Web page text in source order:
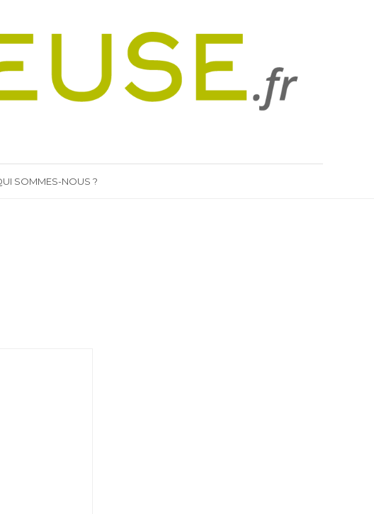
SOMMES-NOUS ?